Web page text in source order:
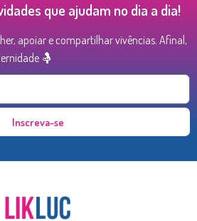
que ajudam no dia a dia!
apoiar e compartilhar vivências. Afinal,
🤱
Inscreva-se